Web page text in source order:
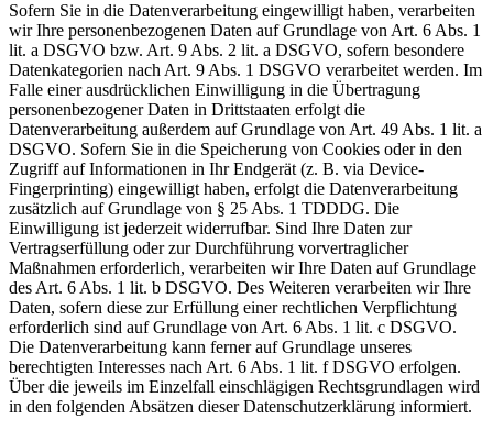
Sofern Sie in die Datenverarbeitung eingewilligt haben, verarbeiten
wir Ihre personenbezogenen Daten auf Grundlage von Art. 6 Abs. 1
lit. a DSGVO bzw. Art. 9 Abs. 2 lit. a DSGVO, sofern besondere
Datenkategorien nach Art. 9 Abs. 1 DSGVO verarbeitet werden. Im
Falle einer ausdrücklichen Einwilligung in die Übertragung
personenbezogener Daten in Drittstaaten erfolgt die
Datenverarbeitung außerdem auf Grundlage von Art. 49 Abs. 1 lit. a
DSGVO. Sofern Sie in die Speicherung von Cookies oder in den
Zugriff auf Informationen in Ihr Endgerät (z. B. via Device-
Fingerprinting) eingewilligt haben, erfolgt die Datenverarbeitung
zusätzlich auf Grundlage von § 25 Abs. 1 TDDDG. Die
Einwilligung ist jederzeit widerrufbar. Sind Ihre Daten zur
Vertragserfüllung oder zur Durchführung vorvertraglicher
Maßnahmen erforderlich, verarbeiten wir Ihre Daten auf Grundlage
des Art. 6 Abs. 1 lit. b DSGVO. Des Weiteren verarbeiten wir Ihre
Daten, sofern diese zur Erfüllung einer rechtlichen Verpflichtung
erforderlich sind auf Grundlage von Art. 6 Abs. 1 lit. c DSGVO.
Die Datenverarbeitung kann ferner auf Grundlage unseres
berechtigten Interesses nach Art. 6 Abs. 1 lit. f DSGVO erfolgen.
Über die jeweils im Einzelfall einschlägigen Rechtsgrundlagen wird
in den folgenden Absätzen dieser Datenschutzerklärung informiert.